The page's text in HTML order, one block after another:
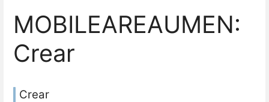
MOBILEAREAUMEN:
Crear
Crear